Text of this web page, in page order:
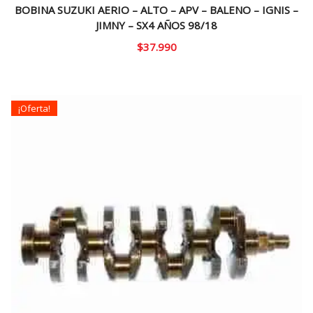
BOBINA SUZUKI AERIO – ALTO – APV – BALENO – IGNIS –
JIMNY – SX4 AÑOS 98/18
$37.990
¡Oferta!